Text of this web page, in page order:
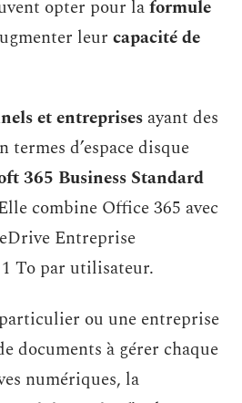
opter pour laformule
leur capacité de
et entreprises ayant des
termes d’espace disque
365 Business Standard
combine Office 365 avec
Entreprise
To par utilisateur.
ou une entreprise
documents à gérer chaque
numériques, la